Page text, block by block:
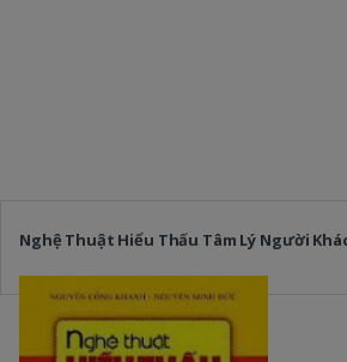
Nghệ Thuật Hiểu Thấu Tâm Lý Người